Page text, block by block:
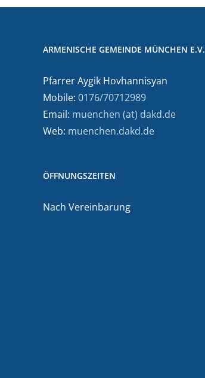
ARMENISCHE GEMEINDE MÜNCHEN E.V.
Pfarrer Aygik Hovhannisyan
Mobile: 0176/70712989
Email: muenchen (at) dakd.de
Web: muenchen.dakd.de
ÖFFNUNGSZEITEN
Nach Vereinbarung